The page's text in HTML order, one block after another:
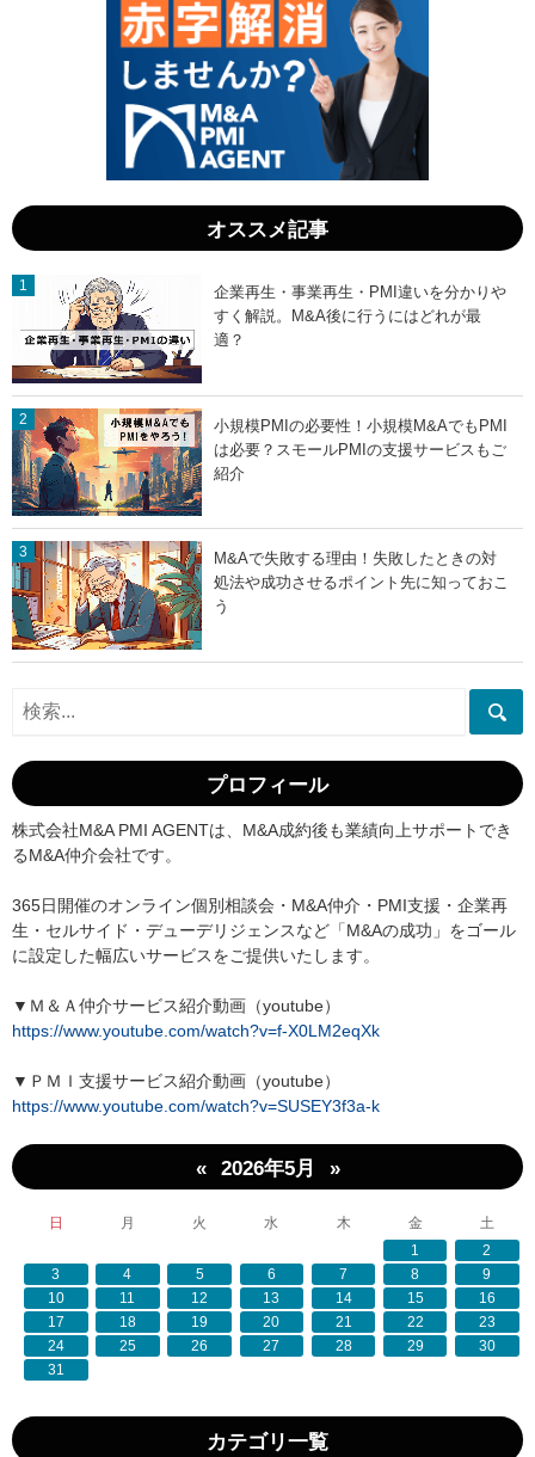
オススメ記事
企業再生・事業再生・PMI違いを分かりや
すく解説。M&A後に行うにはどれが最
適？
小規模PMIの必要性！小規模M&AでもPMI
は必要？スモールPMIの支援サービスもご
紹介
M&Aで失敗する理由！失敗したときの対
処法や成功させるポイント先に知っておこ
う
プロフィール
株式会社M&A PMI AGENTは、M&A成約後も業績向上サポートでき
るM&A仲介会社です。
365日開催のオンライン個別相談会・M&A仲介・PMI支援・企業再
生・セルサイド・デューデリジェンスなど「M&Aの成功」をゴール
に設定した幅広いサービスをご提供いたします。
▼Ｍ＆Ａ仲介サービス紹介動画（youtube）
https://www.youtube.com/watch?v=f-X0LM2eqXk
▼ＰＭＩ支援サービス紹介動画（youtube）
https://www.youtube.com/watch?v=SUSEY3f3a-k
« 2026年5月 »
日 月 火 水 木 金
土
1
2
3
4 5 6 7 8
9
10
11 12 13 14 15
16
17
18 19 20 21 22
23
24
25 26 27 28 29
30
31
カテゴリ一覧